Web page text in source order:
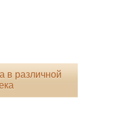
в различной